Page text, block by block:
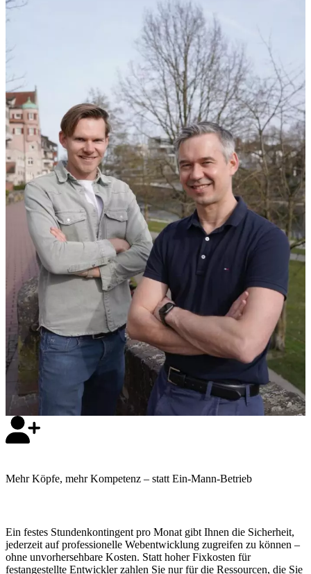
Mehr Köpfe, mehr Kompetenz – statt Ein-Mann-Betrieb
Ein festes Stundenkontingent pro Monat gibt Ihnen die Sicherheit,
jederzeit auf professionelle Webentwicklung zugreifen zu können –
ohne unvorhersehbare Kosten. Statt hoher Fixkosten für
festangestellte Entwickler zahlen Sie nur für die Ressourcen, die Sie